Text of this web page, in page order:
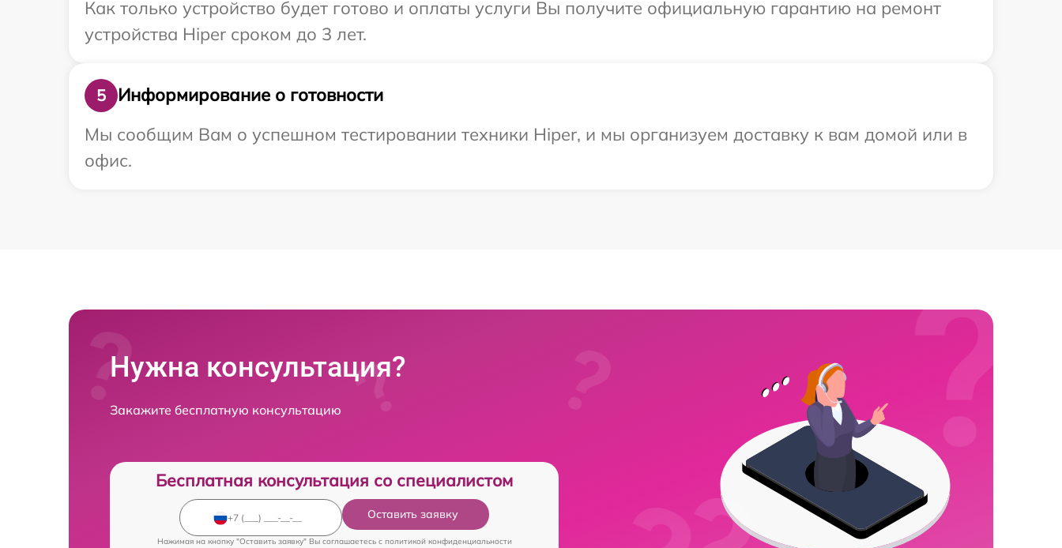
Как только устройство будет готово и оплаты услуги Вы получите официальную гарантию на ремонт
устройства Hiper сроком до 3 лет.
5
Информирование о готовности
Мы сообщим Вам о успешном тестировании техники Hiper, и мы организуем доставку к вам домой или в
офис.
Нужна консультация?
Закажите бесплатную консультацию
Бесплатная консультация со специалистом
Оставить заявку
Нажимая на кнопку "Оставить заявку" Вы соглашаетесь c политикой конфиденциальности